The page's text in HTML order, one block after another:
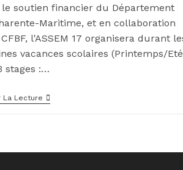
soutien financier du Département
Maritime, et en collaboration
l'ASSEM 17 organisera durant
vacances scolaires (Printemps/Eté
stages :…
La Lecture